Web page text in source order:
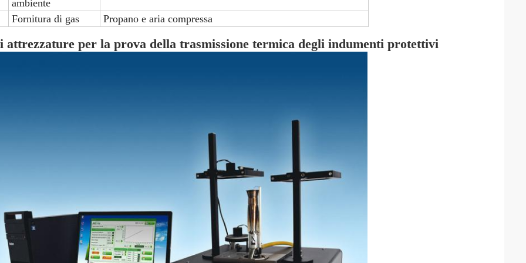
ambiente
Fornitura di gas
Propano e aria compressa
attrezzature per la prova della trasmissione termica degli indumenti protettivi